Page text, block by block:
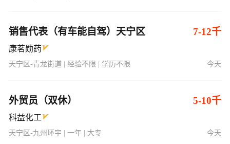
销售代表（有车能自驾）天宁区 7-12千
康茗勋药
天宁区-青龙街道 | 经验不限 | 学历不限 今天
外贸员（双休） 5-10千
科益化工
天宁区-九州环宇 | 一年 | 大专 今天